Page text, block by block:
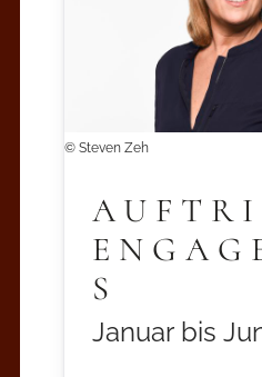
© Steven Zeh
S
Januar bis